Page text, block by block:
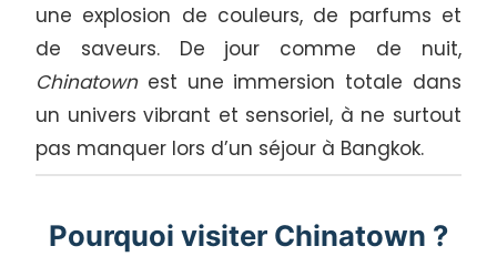
une explosion de couleurs, de parfums et
de saveurs. De jour comme de nuit,
Chinatownest une immersion totale dans
un univers vibrant et sensoriel, à ne surtout
pas manquer lors d’un séjour à Bangkok.
Pourquoi visiter Chinatown ?